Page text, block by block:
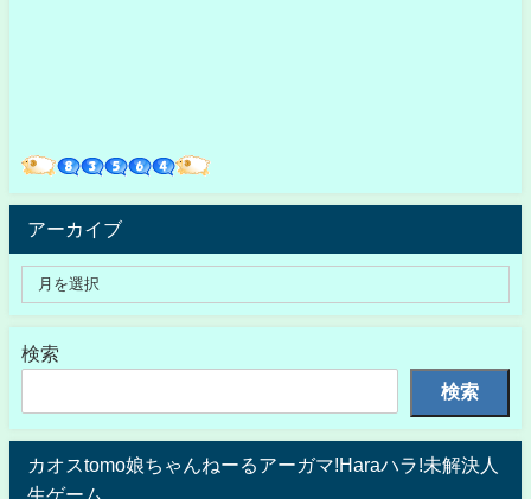
アーカイブ
検索
検索
カオスtomo娘ちゃんねーるアーガマ!Haraハラ!未解決人
生ゲーム